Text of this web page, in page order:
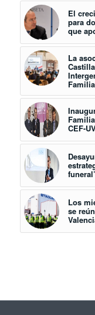
El
para
que
La
CEF-
Los
se